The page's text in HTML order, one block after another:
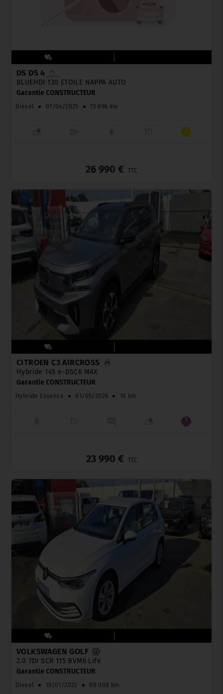
DS DS 4
BLUEHDI 130 ETOILE NAPPA AUTO
Garantie CONSTRUCTEUR
Diesel ● 07/04/2025 ● 15 896 km
26 990 € TTC
CITROËN C3 AIRCROSS
Hybride 145 e-DSC6 MAX
Garantie CONSTRUCTEUR
Hybride Essence ● 01/05/2026 ● 10 km
23 990 € TTC
VOLKSWAGEN GOLF
2.0 TDI SCR 115 BVM6 Life
Garantie CONSTRUCTEUR
Diesel ● 19/01/2022 ● 80 000 km